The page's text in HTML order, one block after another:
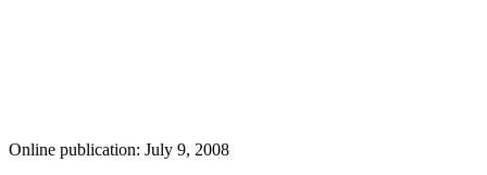
Online publication: July 9, 2008